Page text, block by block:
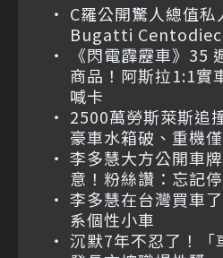
C羅公開驚人總值
Bugatti
《閃電霹靂車》35
商品！阿斯拉1:1實
喊卡
2500萬勞斯萊斯追
豪車水箱破、重機
李多慧大方公開車
意！粉絲讚：忘記
李多慧在台灣買車
系個性小車
沉默7年不忍了！「